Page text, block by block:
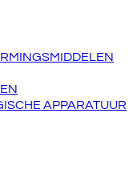
APPARATUUR